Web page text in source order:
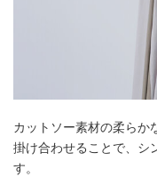
カットソー素材の柔らか
掛け合わせることで、シ
す。